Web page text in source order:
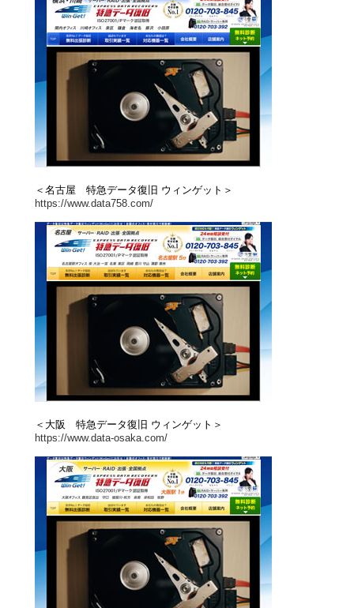
＜名古屋 特急データ復旧 ウィンゲット＞
https://www.data758.com/
＜大阪 特急データ復旧 ウィンゲット＞
https://www.data-osaka.com/